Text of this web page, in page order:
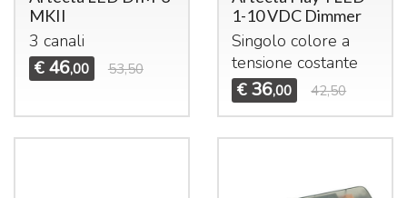
MKII
3 canali
€ 46,00 53,50
1-10 VDC Dimmer
Singolo colore a
tensione costante
€ 36,00 42,50